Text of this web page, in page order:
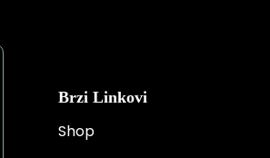
Brzi Linkovi
Shop